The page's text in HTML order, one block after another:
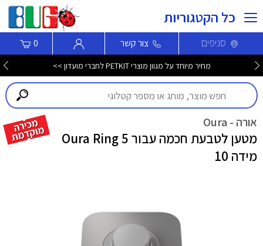
כל הקטגוריות
סניפים צור קשר 0
מחיר מיוחד על מגוון מוצרי PETKIT לחברי מועדון >>
אורה - Oura
מטען לטבעת חכמה עבור Oura Ring 5
מידה 10